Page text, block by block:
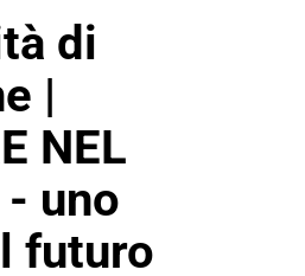
di
|
NEL
- uno
futuro